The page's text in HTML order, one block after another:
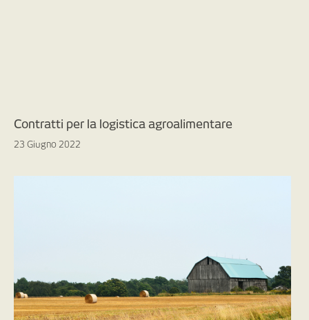
Contratti per la logistica agroalimentare
23 Giugno 2022